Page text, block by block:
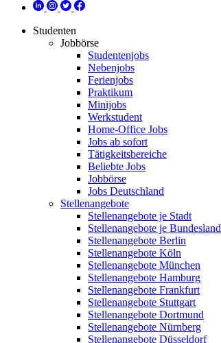
Studenten
Jobbörse
Studentenjobs
Nebenjobs
Ferienjobs
Praktikum
Minijobs
Werkstudent
Home-Office Jobs
Jobs ab sofort
Tätigkeitsbereiche
Beliebte Jobs
Jobbörse
Jobs Deutschland
Stellenangebote
Stellenangebote je Stadt
Stellenangebote je Bundesland
Stellenangebote Berlin
Stellenangebote Köln
Stellenangebote München
Stellenangebote Hamburg
Stellenangebote Frankfurt
Stellenangebote Stuttgart
Stellenangebote Dortmund
Stellenangebote Nürnberg
Stellenangebote Düsseldorf